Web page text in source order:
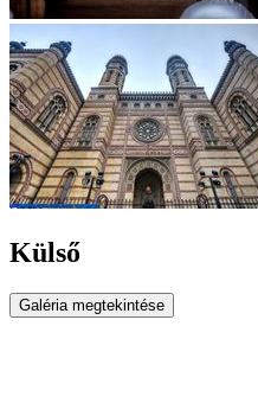
Külső
Galéria megtekintése